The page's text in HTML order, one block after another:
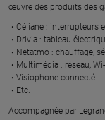
œuvre des produits des
Céliane : interrupteurs
Drivia : tableau
Netatmo : chauffage,
Multimédia : réseau,
Visiophone connecté​
Etc.​
​Accompagnée par